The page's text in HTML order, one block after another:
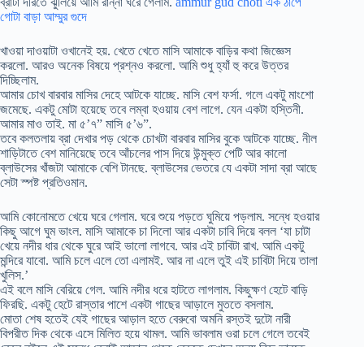
গোটা বাড়া আম্মুর গুদে
খাওয়া দাওয়াটা ওখানেই হয়. খেতে খেতে মাসি আমাকে বাড়ির কথা জিজ্ঞেস
করলো. আরও অনেক বিষয়ে প্রশ্নও করলো. আমি শুধু হ্যাঁ হু করে উত্তর
দিচ্ছিলাম.
আমার চোখ বারবার মাসির দেহে আটকে যাচ্ছে. মাসি বেশ ফর্সা. গলে একটু মাংশো
জমেছে. একটু মোটা হয়েছে তবে লম্বা হওয়ায় বেশ লাগে. যেন একটা হস্তিনী.
আমার মাও তাই. মা ৫’৭” মাসি ৫’৬”.
তবে কলতলায় ব্রা দেখার পড় থেকে চোখটা বারবার মাসির বুকে আটকে যাচ্ছে. নীল
শাড়িটাতে বেশ মানিয়েছে তবে আঁচলের পাস দিয়ে উন্মুক্ত পেটি আর কালো
ব্লাউসের খাঁজটা আমাকে বেশি টানছে. ব্লাউসের ভেতরে যে একটা সাদা ব্রা আছে
সেটা স্পষ্ট প্রতিওমান.
আমি কোনোমতে খেয়ে ঘরে গেলাম. ঘরে শুয়ে পড়তে ঘুমিয়ে পড়লাম. সন্ধে হওয়ার
কিছু আগে ঘুম ভাংল. মাসি আমাকে চা দিলো আর একটা চাবি দিয়ে বলল ‘যা চাটা
খেয়ে নদীর ধার থেকে ঘুরে আই ভালো লাগবে. আর এই চাবিটা রাখ. আমি একটু
মন্দিরে যাবো. আমি চলে এলে তো এলামই. আর না এলে তুই এই চাবিটা দিয়ে তালা
খুলিস.’
এই বলে মাসি বেরিয়ে গেল. আমি নদীর ধরে হাটতে লাগলাম. কিছুক্ষণ হেটে বাড়ি
ফিরছি. একটু হেটে রাস্তার পাশে একটা গাছের আড়ালে মুততে বসলাম.
মোতা শেষ হতেই যেই গাছের আড়াল হতে বেরুবো অমনি রস্তই দুটো নারী
বিপরীত দিক থেকে এসে মিলিত হয়ে থামল. আমি ভাবলাম ওরা চলে গেলে তবেই